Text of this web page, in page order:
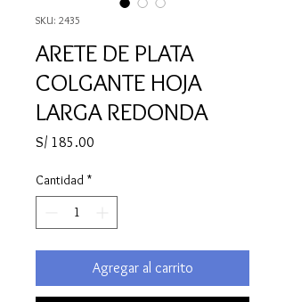
SKU: 2435
ARETE DE PLATA
COLGANTE HOJA
LARGA REDONDA
S/ 185.00
Cantidad *
Agregar al carrito